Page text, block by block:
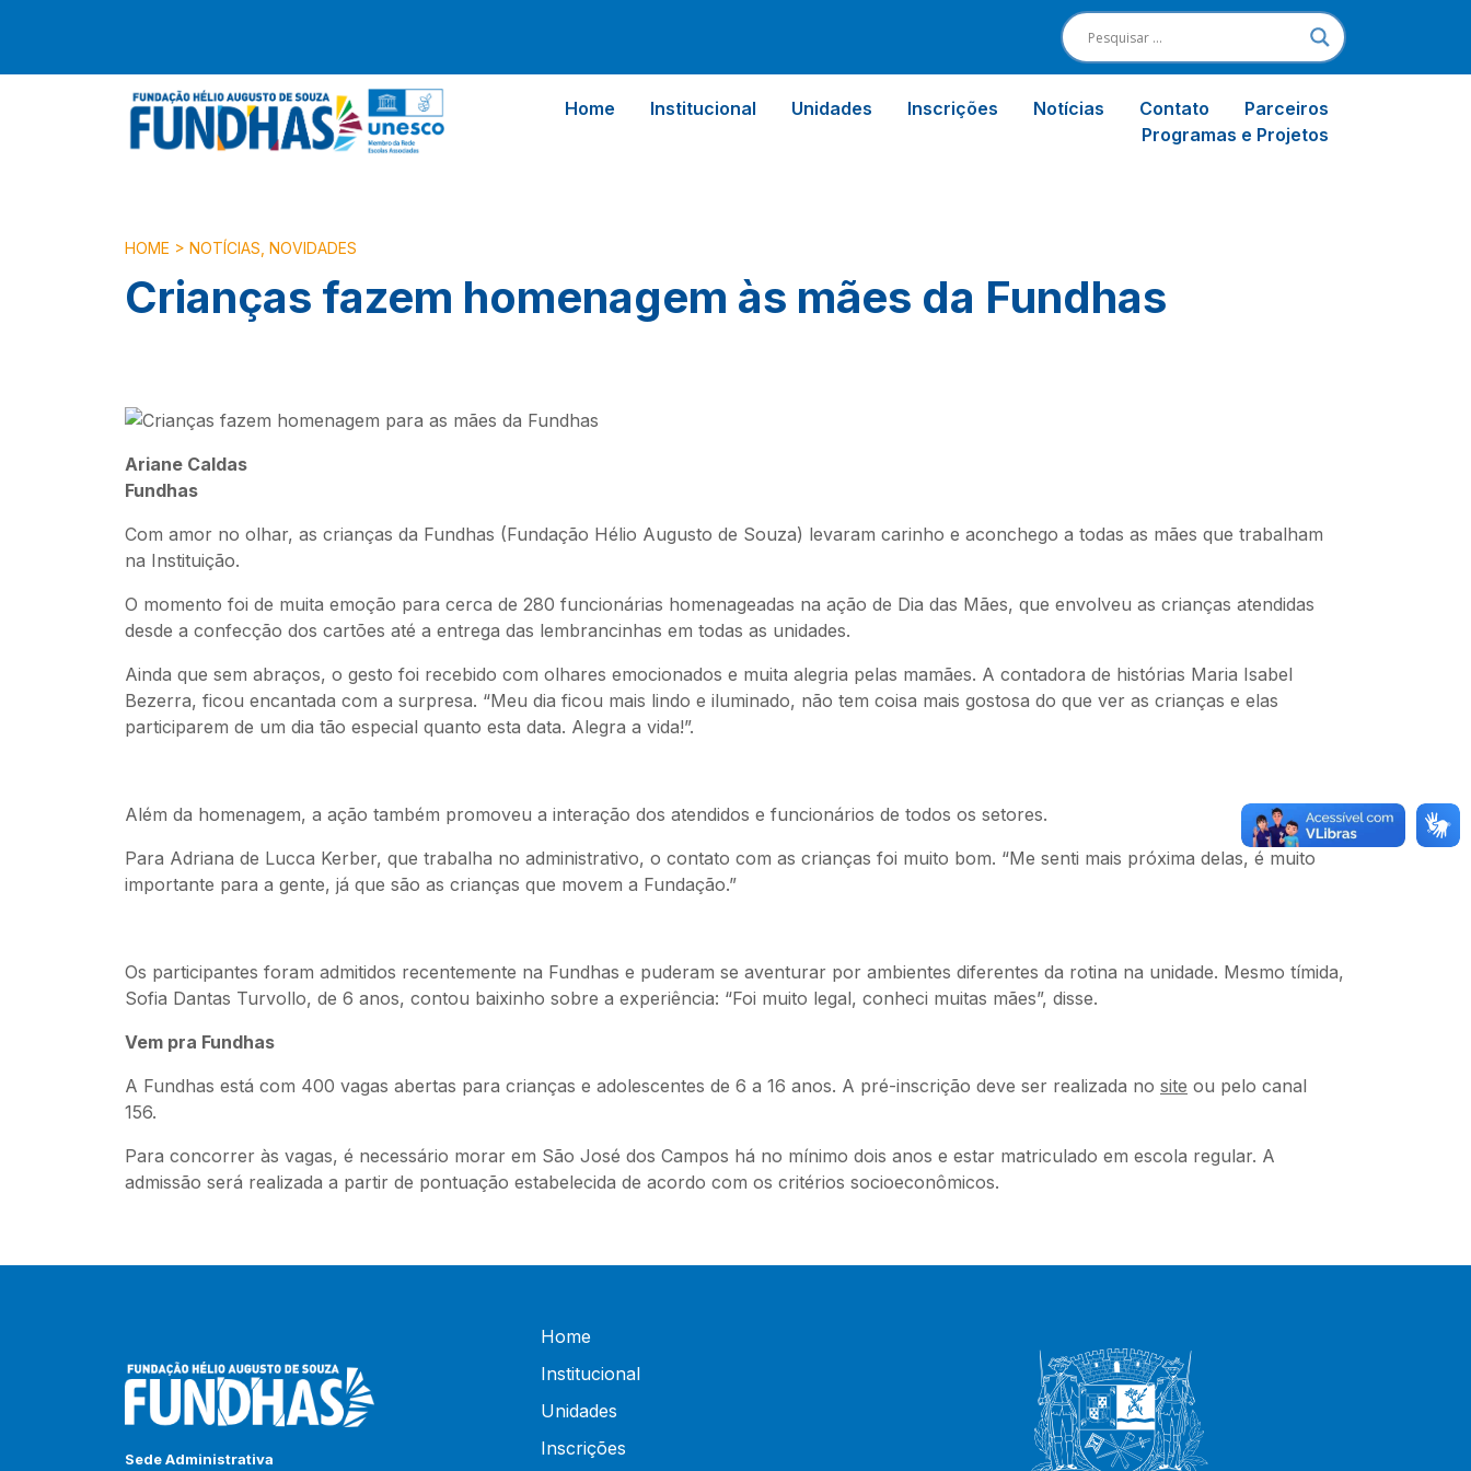
Home Institucional Unidades Inscrições Notícias Contato
Parceiros
Programas e Projetos
HOME > NOTÍCIAS NOVIDADES
Crianças fazem homenagem às mães da Fundhas
Ariane Caldas
Fundhas
Com amor no olhar, as crianças da Fundhas (Fundação Hélio Augusto de Souza) levaram carinho e aconchego a todas as mães que trabalham
na Instituição.
O momento foi de muita emoção para cerca de 280 funcionárias homenageadas na ação de Dia das Mães, que envolveu as crianças atendidas
desde a confecção dos cartões até a entrega das lembrancinhas em todas as unidades.
Ainda que sem abraços, o gesto foi recebido com olhares emocionados e muita alegria pelas mamães. A contadora de histórias Maria Isabel
Bezerra, ficou encantada com a surpresa. “Meu dia ficou mais lindo e iluminado, não tem coisa mais gostosa do que ver as crianças e elas
participarem de um dia tão especial quanto esta data. Alegra a vida!”.
Além da homenagem, a ação também promoveu a interação dos atendidos e funcionários de todos os setores.
Para Adriana de Lucca Kerber, que trabalha no administrativo, o contato com as crianças foi muito bom. “Me senti mais próxima delas, é muito
importante para a gente, já que são as crianças que movem a Fundação.”
Os participantes foram admitidos recentemente na Fundhas e puderam se aventurar por ambientes diferentes da rotina na unidade. Mesmo tímida,
Sofia Dantas Turvollo, de 6 anos, contou baixinho sobre a experiência: “Foi muito legal, conheci muitas mães”, disse.
Vem pra Fundhas
A Fundhas está com 400 vagas abertas para crianças e adolescentes de 6 a 16 anos. A pré-inscrição deve ser realizada no site ou pelo canal
156.
Para concorrer às vagas, é necessário morar em São José dos Campos há no mínimo dois anos e estar matriculado em escola regular. A
admissão será realizada a partir de pontuação estabelecida de acordo com os critérios socioeconômicos.
Sede Administrativa
Home
Institucional
Unidades
Inscrições